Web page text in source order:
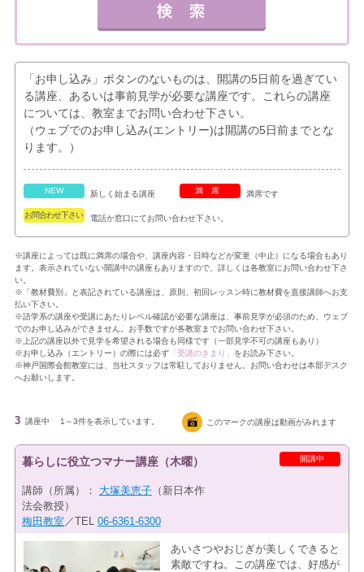
「お申し込み」ボタンのないものは、開講の5日前を過ぎてい
る講座、あるいは事前見学が必要な講座です。これらの講座
については、教室までお問い合わせ下さい。
（ウェブでのお申し込み(エントリー)は開講の5日前までとな
ります。）
NEW 新しく始まる講座 満席 満席です
お問合わせ下さい 電話か窓口にてお問い合わせ下さい。
※講座によっては既に満席の場合や、講座内容・日時などが変更（中止）になる場合もあり
ます。表示されていない開講中の講座もありますので、詳しくは各教室にお問い合わせ下さ
い。
※「教材費別」と表記されている講座は、原則、初回レッスン時に教材費を直接講師へお支
払い下さい。
※語学系の講座や受講にあたりレベル確認が必要な講座は、事前見学が必須のため、ウェブ
でのお申し込みができません。お手数ですが各教室までお問い合わせ下さい。
※上記の講座以外で見学を希望される場合も同様です（一部見学不可の講座もあり）
※お申し込み（エントリー）の際には必ず「受講のきまり」 をお読み下さい。
※神戸国際会館教室には、当社スタッフは常駐しておりません。お問い合わせは本部デスク
へお願いします。
3 講座中 1～3件を表示しています。 このマークの講座は動画がみれます
開講中
暮らしに役立つマナー講座（木曜）
講師（所属）： 大塚美恵子（新日本作
法会教授）
梅田教室 ／TEL 06-6361-6300
あいさつやおじぎが美しくできると
素敵ですね。この講座では、好感が